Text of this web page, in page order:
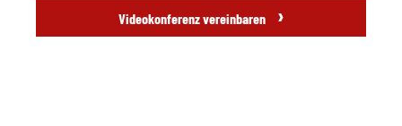
Videokonferenz vereinbaren ›